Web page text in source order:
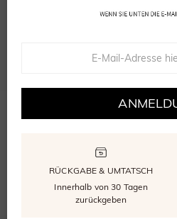
0
Bewertung abgeben
SCHREIBEN SIE DIE
RÜCKGABE & UMTATSCH
Innerhalb von 30 Tagen
zurückgeben